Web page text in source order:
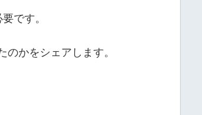
です。
かをシェアします。